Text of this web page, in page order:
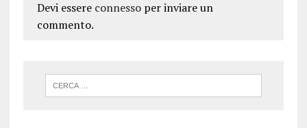
Devi essere connessoper inviare un
commento.